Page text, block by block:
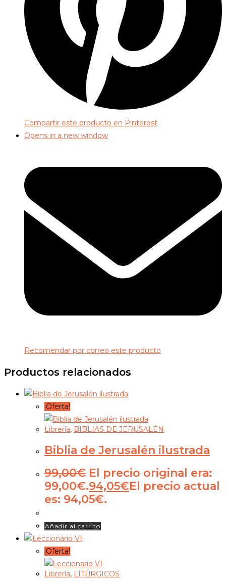
Compartir este producto en Pinterest
Opens in a new window
Recomendar por correo este producto
Productos relacionados
¡Oferta!
Librería, BIBLIAS DE JERUSALÉN
Biblia de Jerusalén ilustrada
99,00€ El precio original era:
99,00€.94,05€El precio actual
es: 94,05€.
Añadir al carrito
¡Oferta!
Librería, LITÚRGICOS